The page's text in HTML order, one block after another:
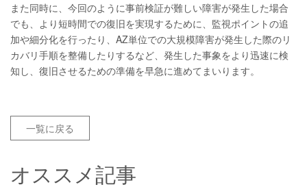
また同時に、今回のように事前検証が難しい障害が発生した場合
でも、より短時間での復旧を実現するために、監視ポイントの追
加や細分化を行ったり、AZ単位での大規模障害が発生した際のリ
カバリ手順を整備したりするなど、発生した事象をより迅速に検
知し、復旧させるための準備を早急に進めてまいります。
一覧に戻る
オススメ記事